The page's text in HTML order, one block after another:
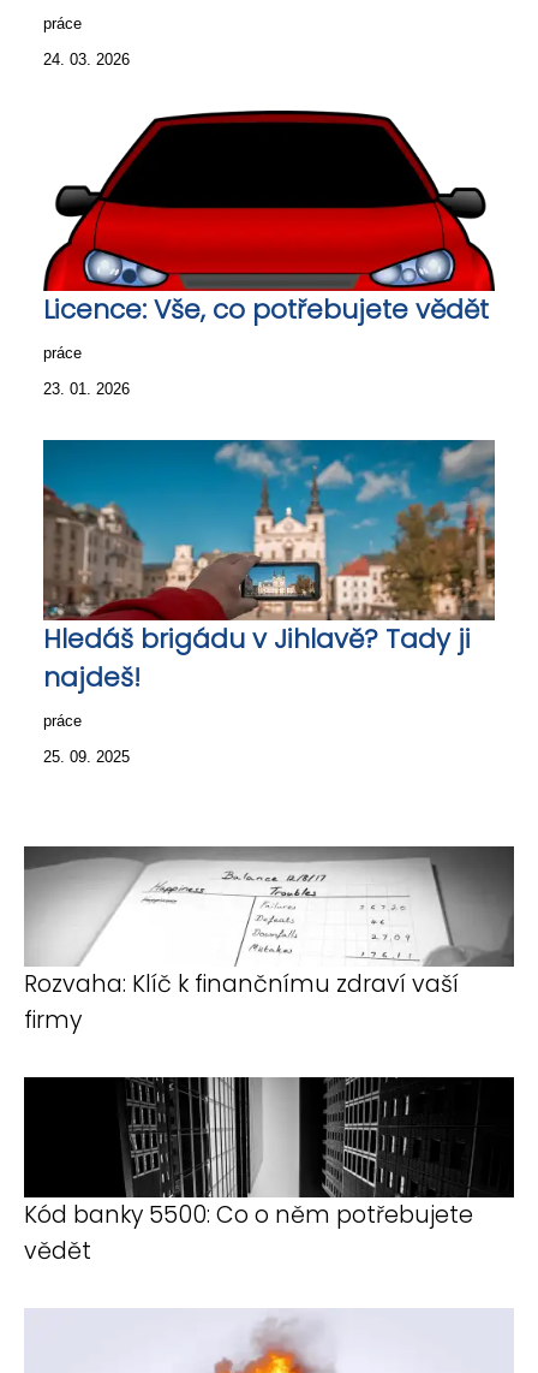
práce
24. 03. 2026
Licence: Vše, co potřebujete vědět
práce
23. 01. 2026
Hledáš brigádu v Jihlavě? Tady ji
najdeš!
práce
25. 09. 2025
Rozvaha: Klíč k finančnímu zdraví vaší
firmy
Kód banky 5500: Co o něm potřebujete
vědět